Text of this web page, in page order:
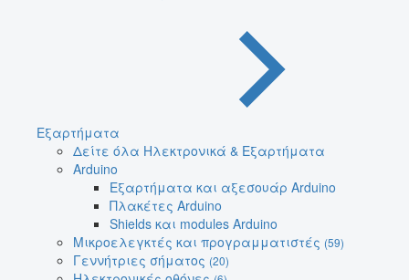
Εξαρτήματα
Δείτε όλα Ηλεκτρονικά & Εξαρτήματα
Arduino
Εξαρτήματα και αξεσουάρ Arduino
Πλακέτες Arduino
Shields και modules Arduino
Μικροελεγκτές και προγραμματιστές (59)
Γεννήτριες σήματος (20)